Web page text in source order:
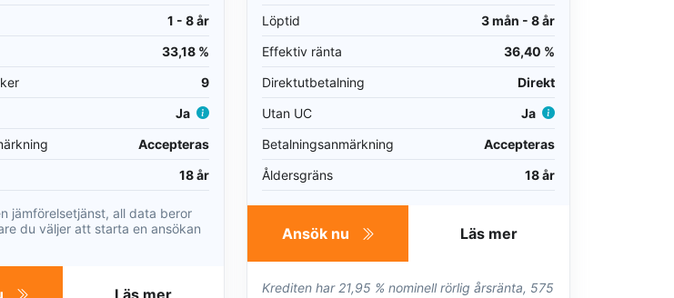
1 - 8 år
33,18 %
9
Ja
Accepteras
18 år
jämförelsetjänst, all data beror
du väljer att starta en ansökan
Läs mer
Löptid
3 mån - 8 år
Effektiv ränta
36,40 %
Direktutbetalning
Direkt
Utan UC
Ja
Betalningsanmärkning
Accepteras
Åldersgräns
18 år
Ansök nu Läs mer
Krediten har 21,95 % nominell rörlig årsränta, 575